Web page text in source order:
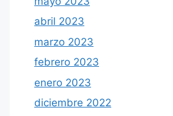
abril 2023
marzo 2023
febrero 2023
enero 2023
diciembre 2022